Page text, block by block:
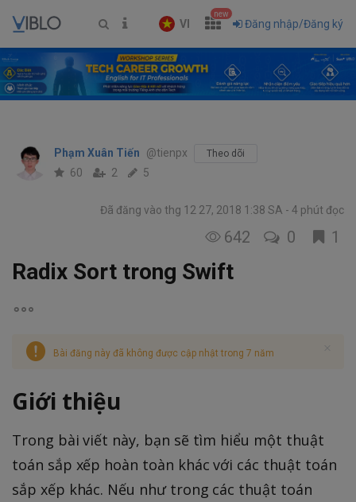
VI
new
Đăng nhập/Đăng ký
Phạm Xuân Tiến @tienpx Theo dõi
60 2 5
Đã đăng vào thg 12 27, 2018 1:38 SA 4 phút đọc
642 0 1
Radix Sort trong Swift
Bài đăng này đã không được cập nhật trong 7 năm
Giới thiệu
Trong bài viết này, bạn sẽ tìm hiểu một thuật
toán sắp xếp hoàn toàn khác với các thuật toán
sắp xếp khác. Nếu như trong các thuật toán